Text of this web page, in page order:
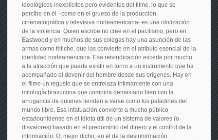
ideológicos inexplícitos pero evidentes del filme, lo que se
percibe en él –como en el grueso de la producción
cinematográfica y televisiva norteamericana- es una idolización
de la violencia. Quien escribe no cree en el pacifismo, pero en
Eastwood y en muchos de sus colegas hay una asunción de las
armas como fetiche, que las convierte en el atributo esencial de la
identidad norteamericana. Esa reivindicación excede por mucho
a la atracción que puede existir en torno a un instrumento que ha
acompañado el devenir del hombre desde sus orígenes. Hay en
el filme un regusto que se entrelaza íntimamente con una
mitología bravucona que combina demasiado bien con la
arrogancia de quienes tienden a verse como los paladines del
mundo libre. Esa infatuación convierte a mucho público
estadounidense en el idiota útil de un sistema de valores (o
disvalores) basado en el predominio del dinero y el control de la
información. O, mejor dicho, en el de la desinformación.